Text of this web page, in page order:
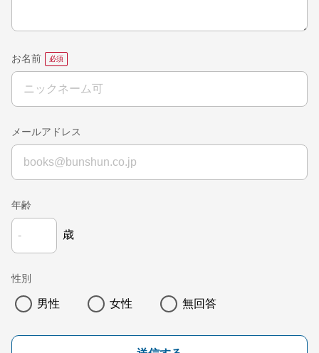
お名前
メールアドレス
年齢
歳
性別
男性 女性 無回答